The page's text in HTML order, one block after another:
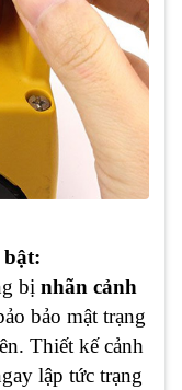
bật:
bị nhãn cảnh
bảo mật trạng
Thiết kế cảnh
lập tức trạng